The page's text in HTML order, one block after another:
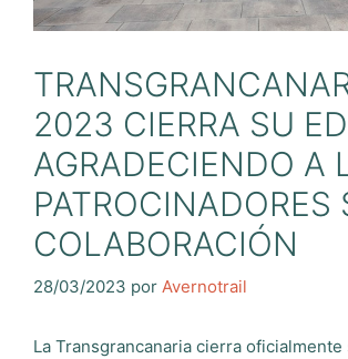
2023 CIERRA SU
AGRADECIENDO A
PATROCINADORES
COLABORACIÓN
28/03/2023 por Avernotrail
La Transgrancanaria cierra